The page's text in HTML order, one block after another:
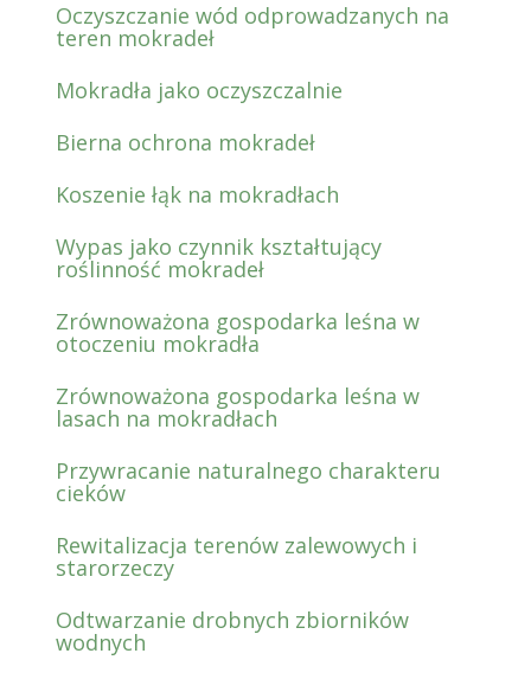
Oczyszczanie wód odprowadzanych na
teren mokradeł
Mokradła jako oczyszczalnie
Bierna ochrona mokradeł
Koszenie łąk na mokradłach
Wypas jako czynnik kształtujący
roślinność mokradeł
Zrównoważona gospodarka leśna w
otoczeniu mokradła
Zrównoważona gospodarka leśna w
lasach na mokradłach
Przywracanie naturalnego charakteru
cieków
Rewitalizacja terenów zalewowych i
starorzeczy
Odtwarzanie drobnych zbiorników
wodnych